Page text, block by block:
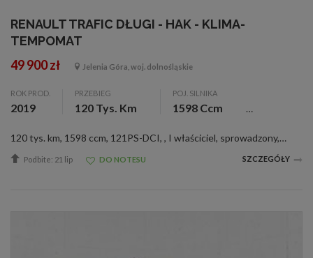
RENAULT TRAFIC DŁUGI - HAK - KLIMA-
TEMPOMAT
49 900 zł Jelenia Góra, woj. dolnośląskie
ROK PROD.
2019
PRZEBIEG
120 Tys. Km
POJ. SILNIKA
1598 Ccm
120 tys. km, 1598 ccm, 121PS-DCI, , I właściciel, sprowadzony, zarejestrowany, ABS, c. zamek, el. szyby (2), el. lusterka, klimatyzacja, 1 pod. pow., przedłużony, przegr. celna, RO, wspom. kier.,
Podbite: 21 lip DO NOTESU SZCZEGÓŁY